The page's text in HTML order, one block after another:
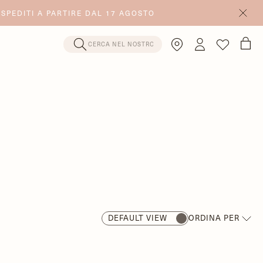
A PARTIRE DAL 17 AGOSTO
DEFAULT VIEW ORDINA PER